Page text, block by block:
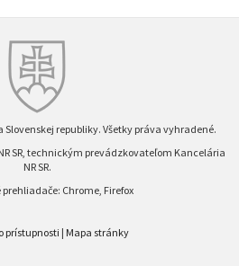
republiky. Všetky práva vyhradené.
SR, technickým prevádzkovateľom Kancelária
NR SR.
prehliadače: Chrome, Firefox
prístupnosti | Mapa stránky